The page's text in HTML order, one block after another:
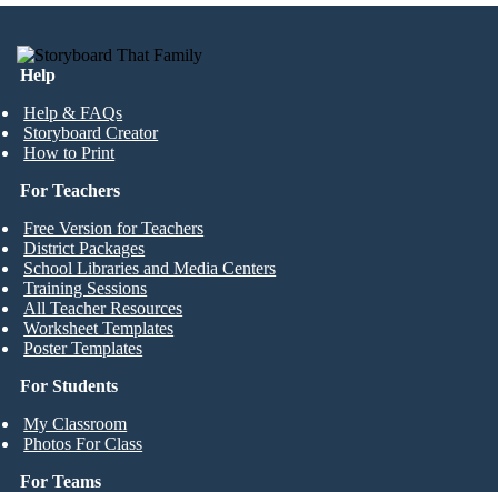
Help
Help & FAQs
Storyboard Creator
How to Print
For Students
My Classroom
Photos For Class
For Teachers
Free Version for Teachers
District Packages
School Libraries and Media Centers
Training Sessions
All Teacher Resources
Worksheet Templates
Poster Templates
For Teams